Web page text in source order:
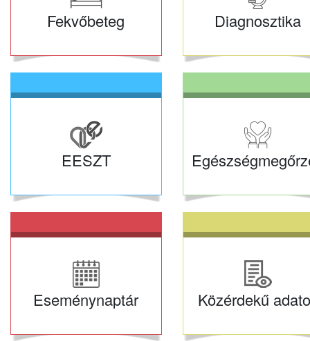
Fekvőbeteg Diagnosztika
EESZT
Eseménynaptár Közérdekű